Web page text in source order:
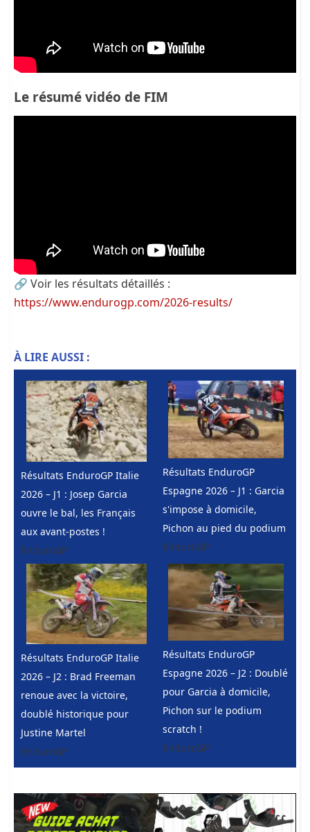
Le résumé vidéo de FIM
🔗 Voir les résultats détaillés :
https://www.endurogp.com/2026-results/
À LIRE AUSSI :
Résultats EnduroGP Italie
2026 – J1 : Josep Garcia
ouvre le bal, les Français
aux avant-postes !
EnduroGP
Résultats EnduroGP Italie
2026 – J2 : Brad Freeman
renoue avec la victoire,
doublé historique pour
Justine Martel
EnduroGP
Résultats EnduroGP
Espagne 2026 – J1 : Garcia
s'impose à domicile,
Pichon au pied du podium
EnduroGP
Résultats EnduroGP
Espagne 2026 – J2 : Doublé
pour Garcia à domicile,
Pichon sur le podium
scratch !
EnduroGP